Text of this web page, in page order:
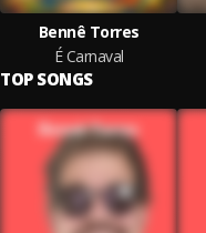
Bennê Torres
É Carnaval
TOP SONGS